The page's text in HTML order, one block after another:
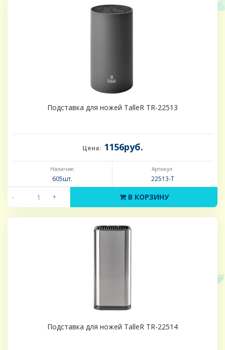
Подставка для ножей TalleR TR-22513
Цена: 1156руб.
Наличие:
605шт.
Артикул:
22513-Т
- + В КОРЗИНУ
Подставка для ножей TalleR TR-22514